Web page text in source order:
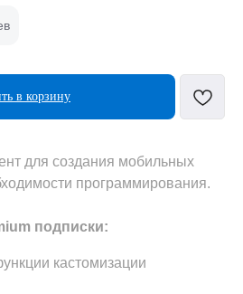
в корзину
для создания мобильных
программирования.
подписки:
кастомизации